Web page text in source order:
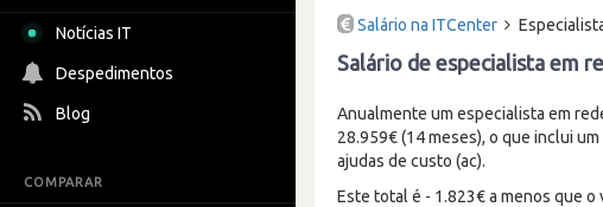
Notícias IT
Despedimentos
Blog
COMPARAR
Salário na ITCenter
Salário de especialista em
Anualmente um especialista em
28.959€ (14 meses), o que inclui
ajudas de custo (ac).
Este total é - 1.823€ a menos que